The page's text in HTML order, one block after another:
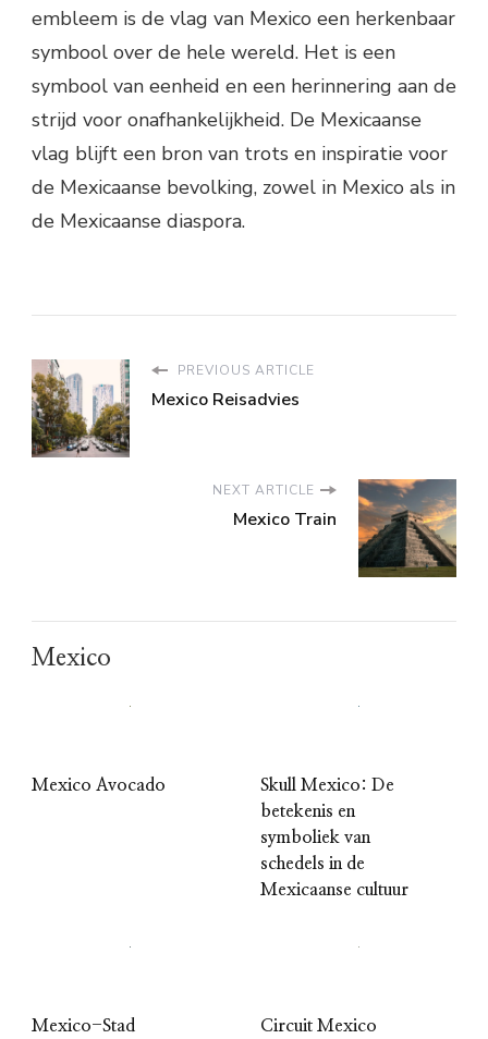
embleem is de vlag van Mexico een herkenbaar
symbool over de hele wereld. Het is een
symbool van eenheid en een herinnering aan de
strijd voor onafhankelijkheid. De Mexicaanse
vlag blijft een bron van trots en inspiratie voor
de Mexicaanse bevolking, zowel in Mexico als in
de Mexicaanse diaspora.
PREVIOUS ARTICLE
Mexico Reisadvies
NEXT ARTICLE
Mexico Train
Mexico
Mexico Avocado
Skull Mexico: De
betekenis en
symboliek van
schedels in de
Mexicaanse cultuur
Mexico-Stad Circuit Mexico